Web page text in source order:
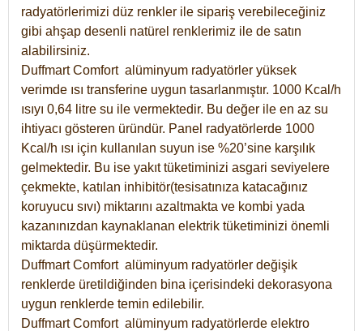
radyatörlerimizi düz renkler ile sipariş verebileceğiniz
gibi ahşap desenli natürel renklerimiz ile de satın
alabilirsiniz.
Duffmart Comfort alüminyum radyatörler yüksek
verimde ısı transferine uygun tasarlanmıştır. 1000 Kcal/h
ısıyı 0,64 litre su ile vermektedir. Bu değer ile en az su
ihtiyacı gösteren üründür. Panel radyatörlerde 1000
Kcal/h ısı için kullanılan suyun ise %20’sine karşılık
gelmektedir. Bu ise yakıt tüketiminizi asgari seviyelere
çekmekte, katılan inhibitör(tesisatınıza katacağınız
koruyucu sıvı) miktarını azaltmakta ve kombi yada
kazanınızdan kaynaklanan elektrik tüketiminizi önemli
miktarda düşürmektedir.
Duffmart Comfort alüminyum radyatörler değişik
renklerde üretildiğinden bina içerisindeki dekorasyona
uygun renklerde temin edilebilir.
DuffmartComfort alüminyum radyatörlerde elektro